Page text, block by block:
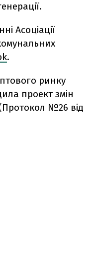
Асоціації
.
ринку
проект змін
№26 від